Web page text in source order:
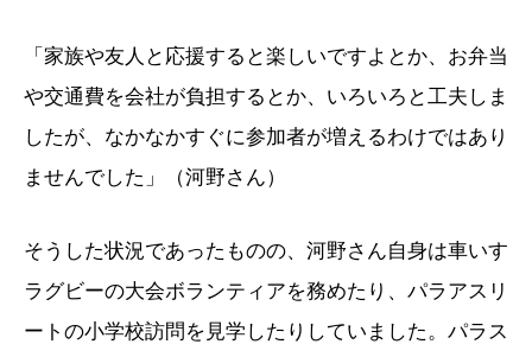
「家族や友人と応援すると楽しいですよとか、お弁当
や交通費を会社が負担するとか、いろいろと工夫しま
したが、なかなかすぐに参加者が増えるわけではあり
ませんでした」（河野さん）
そうした状況であったものの、河野さん自身は車いす
ラグビーの大会ボランティアを務めたり、パラアスリ
ートの小学校訪問を見学したりしていました。パラス